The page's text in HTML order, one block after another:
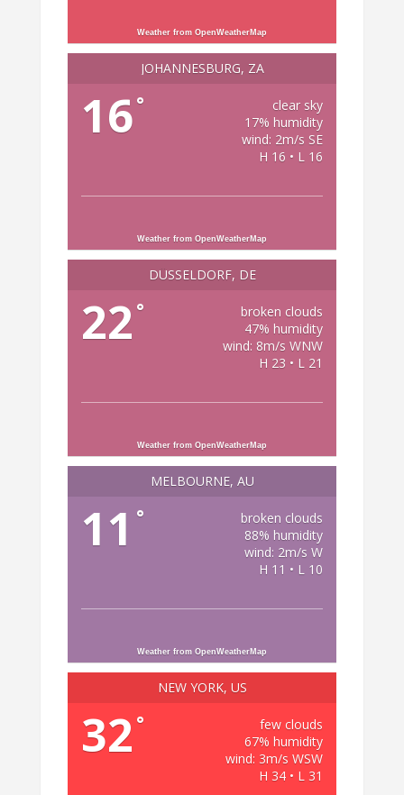
Weather from OpenWeatherMap
JOHANNESBURG, ZA
16°
clear sky
17% humidity
wind: 2m/s SE
H 16 • L 16
Weather from OpenWeatherMap
DÜSSELDORF, DE
22 °
broken clouds
47% humidity
wind: 8m/s WNW
H 23 • L 21
Weather from OpenWeatherMap
MELBOURNE, AU
11 °
broken clouds
88% humidity
wind: 2m/s W
H 11 • L 10
Weather from OpenWeatherMap
NEW YORK, US
32 °
few clouds
67% humidity
wind: 3m/s WSW
H 34 • L 31